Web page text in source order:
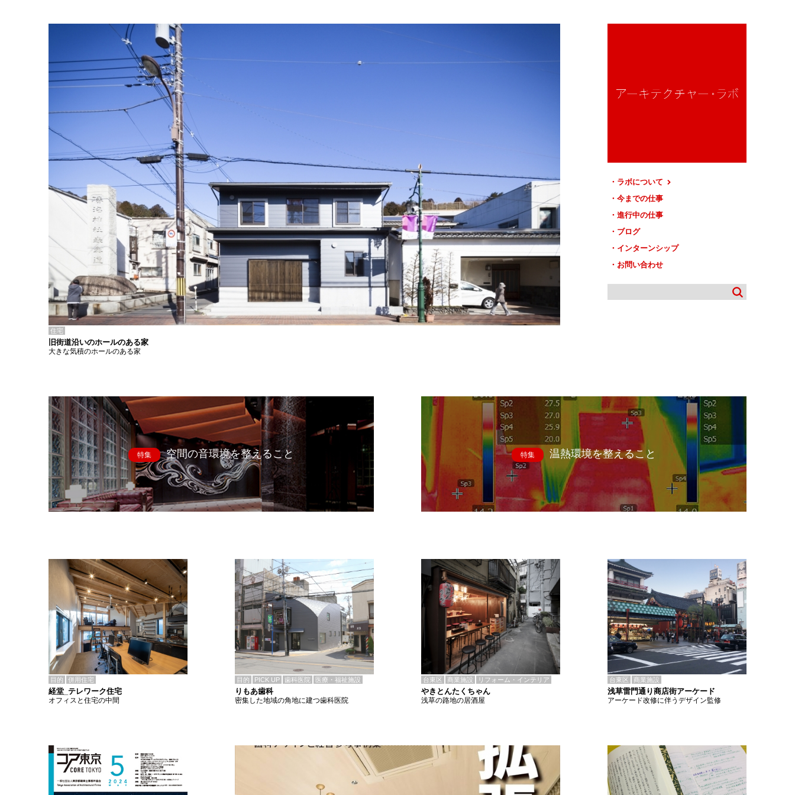
ラボについて
今までの仕事
進行中の仕事
ブログ
インターンシップ
お問い合わせ
住宅
旧街道沿いのホールのある家
大きな気積のホールのある家
特集 空間の音環境を整えること 特集 温熱環境を整えること
目的 併用住宅
経堂_テレワーク住宅
オフィスと住宅の中間
目的 PICK UP 歯科医院 医療・福祉施設
りもあ歯科
密集した地域の角地に建つ歯科医院
台東区 商業施設 リフォーム・インテリア
やきとんたくちゃん
浅草の路地の居酒屋
台東区 商業施設
浅草雷門通り商店街アーケード
アーケード改修に伴うデザイン監修